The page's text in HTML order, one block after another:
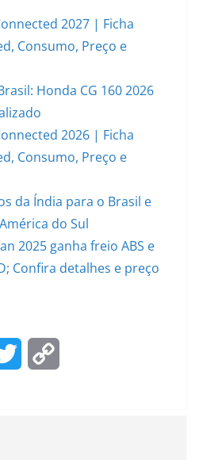
2027 | Ficha
Consumo, Preço e
Honda CG 160 2026
2026 | Ficha
Consumo, Preço e
da Índia para o Brasil e
do Sul
2025 ganha freio ABS e
Confira detalhes e preço